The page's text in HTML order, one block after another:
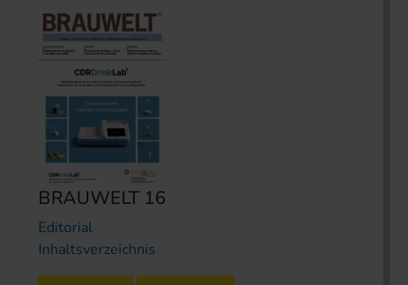
BRAUWELT 16
Editorial
Inhaltsverzeichnis